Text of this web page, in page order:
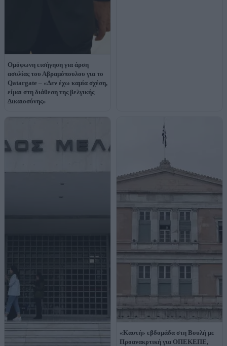
Ομόφωνη εισήγηση για άρση
ασυλίας του Αβραμόπουλου για το
Qatargate – «Δεν έχω καμία σχέση,
είμαι στη διάθεση της βελγικής
Δικαιοσύνης»
«Καυτή» εβδομάδα στη Βουλή με
Προανακρτική για ΟΠΕΚΕΠΕ,